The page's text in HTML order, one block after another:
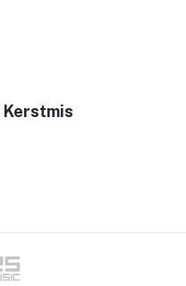
Kerstmis